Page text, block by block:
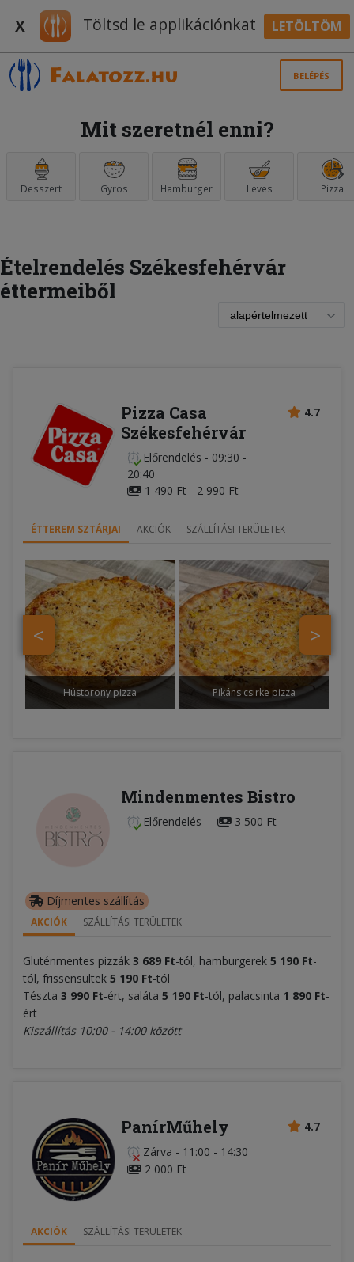
X Töltsd le applikációnkat LETÖLTÖM
BELÉPÉS
Mit szeretnél enni?
Desszert Gyros Hamburger Leves Pizza
Ételrendelés Székesfehérvár
éttermeiből
4.7
Pizza Casa
Székesfehérvár
Előrendelés - 09:30 -
20:40
1 490 Ft - 2 990 Ft
ÉTTEREM SZTÁRJAI AKCIÓK SZÁLLÍTÁSI TERÜLETEK
>
<
Hústorony pizza Pikáns csirke pizza
Mindenmentes Bistro
Előrendelés 3 500 Ft
Díjmentes szállítás
AKCIÓK SZÁLLÍTÁSI TERÜLETEK
Gluténmentes pizzák 3 689 Ft-tól, hamburgerek 5 190 Ft-
tól, frissensültek 5 190 Ft-tól
Tészta 3 990 Ft-ért, saláta 5 190 Ft-tól, palacsinta 1 890 Ft-
ért
Kiszállítás 10:00 - 14:00 között
4.7
PanírMűhely
Zárva - 11:00 - 14:30
2 000 Ft
AKCIÓK SZÁLLÍTÁSI TERÜLETEK